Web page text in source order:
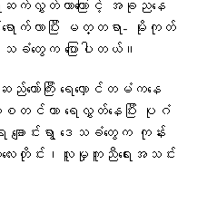
ဆက်လွှတ်တာကြောင့် အခု‌‌ညနေ
ရောက်လာပြီး မတ္တရာ- မိုးကုတ်
သခံတွေက ပြောပါတယ်။
တော်ကြီး ရေလှောင်တမံကနေ
င်ကာ ရေလွှတ်နေပြီး ပုဂံ
ချောင်းရွာ ဒေသခံတွေက ‌‌‌‌‌‌‌‌‌‌‌‌‌‌‌‌‌‌‌‌‌‌‌‌‌ကုန်း
လေးတိုင်း၊လူမှုကူညီရေးအသင်း